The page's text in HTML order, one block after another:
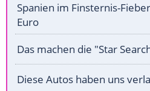
Spanien im Finsternis-
Euro
Das machen die "Star
Diese Autos haben uns